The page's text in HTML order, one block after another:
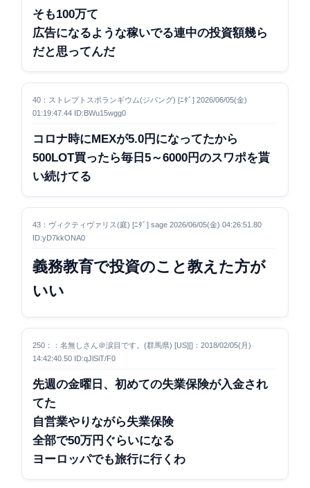
そも100万て
広告になるような稼いでる連中の投資額幾ら
だと思ってんだ
40：ストレプトスポランギウム(ジパング) [ﾆﾀﾞ] 2026/06/05(金)
01:19:47.44 ID:BWu15wgg0
コロナ時にMEXが5.0円になってたから
500LOT買ったら毎日5～6000円のスワポを貰
い続けてる
43：ヴィクティヴァリス(庭) [ﾆﾀﾞ] sage 2026/06/05(金) 04:26:51.80
ID:yD7kkONA0
義務教育で投資のこと教えた方が
いい
250：：名無しさん＠涙目です。(群馬県) [US][]：2018/02/05(月)
14:42:40.50 ID:qJlSiT/F0
先週の金曜日、初めての失業保険が入金され
てた
自営業やりながら失業保険
全部で50万円ぐらいになる
ヨーロッパでも旅行に行くわ